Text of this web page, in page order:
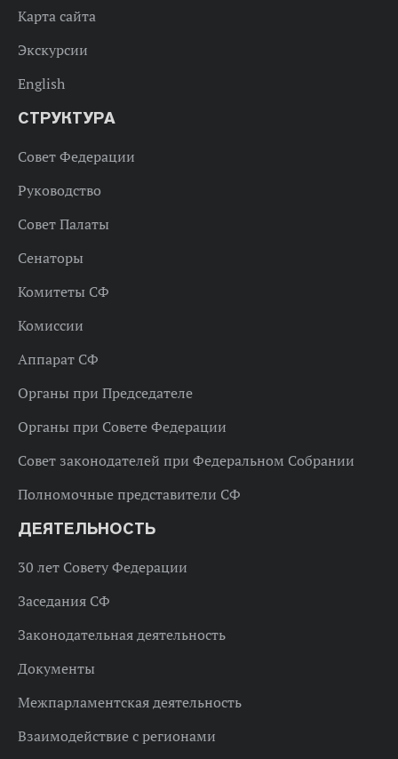
Карта сайта
Экскурсии
English
СТРУКТУРА
Совет Федерации
Руководство
Совет Палаты
Сенаторы
Комитеты СФ
Комиссии
Аппарат СФ
Органы при Председателе
Органы при Совете Федерации
Совет законодателей при Федеральном Собрании
Полномочные представители СФ
ДЕЯТЕЛЬНОСТЬ
30 лет Совету Федерации
Заседания СФ
Законодательная деятельность
Документы
Межпарламентская деятельность
Взаимодействие с регионами